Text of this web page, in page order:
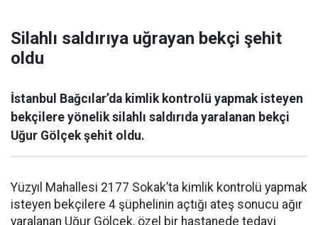
Silahlı saldırıya uğrayan bekçi şehit
oldu
İstanbul Bağcılar’da kimlik kontrolü yapmak isteyen
bekçilere yönelik silahlı saldırıda yaralanan bekçi
Uğur Gölçek şehit oldu.
Yüzyıl Mahallesi 2177 Sokak’ta kimlik kontrolü yapmak
isteyen bekçilere 4 şüphelinin açtığı ateş sonucu ağır
yaralanan Uğur Gölçek, özel bir hastanede tedavi